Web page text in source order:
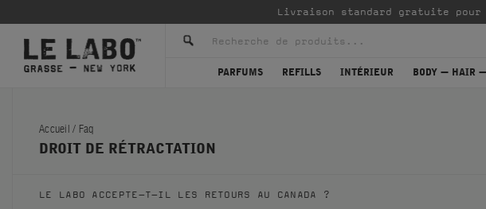
Livraison standard gratuite pour
PARFUMS REFILLS INTÉRIEUR BODY — HAIR
Accueil/ Faq
DROIT DE RÉTRACTATION
LE LABO ACCEPTE-T-IL LES RETOURS AU CANADA ?